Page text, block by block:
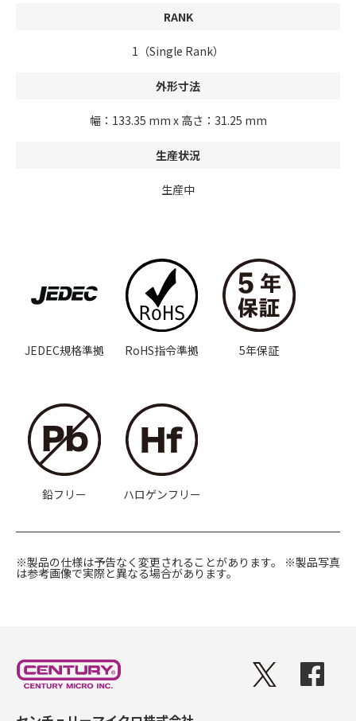
RANK
1（Single Rank）
外形寸法
幅：133.35 mm x 高さ：31.25 mm
生産状況
生産中
JEDEC規格準拠 RoHS指令準拠 5年保証
鉛フリー ハロゲンフリー
※製品の仕様は予告なく変更されることがあります。 ※製品写真
は参考画像で実際と異なる場合があります。